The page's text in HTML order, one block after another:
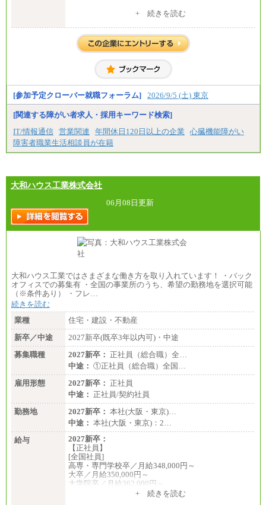
月給 200,000円～250,000円
入社時の処遇は経験・能力を考慮の上、当社規程に
より決定します。
お伝えします。
+ 続きを読む
[参加予定クローバー就職フォーラム] 2026/9/5 (土) 東京
[関連する障がい者求人・採用キーワード検索]
IT/情報通信 営業関連 年間休日120日以上の企業
心臓機能障がい
障害者職業生活相談員が在籍
大和ハウス工業株式会社
06月08日更新
大和ハウス工業ではさまざまな働き方を取り入れています！ ・バック
オフィスでの募集有 ・全国の事業所のうち、希望の勤務地を選択可能
（※条件あり） ・フレ…
続きを読む
業種
住宅・建設・不動産
新卒／中途
2027新卒(既卒3年以内可)・中途
募集職種
2027新卒： 正社員（総合職）全…
中途： ①正社員（総合職）全国…
雇用形態
2027新卒： 正社員
中途： 正社員/契約社員
勤務地
2027新卒： 本社(大阪・東京)…
中途： 本社(大阪・東京)：2…
給与
2027新卒：
【正社員】
[全国社員]
高専・専門学校卒／月給348,000円～
大卒／月給350,000円～
大学院卒／月給362,000円～
[地域社員]月給295,000円～+ 続きを読む